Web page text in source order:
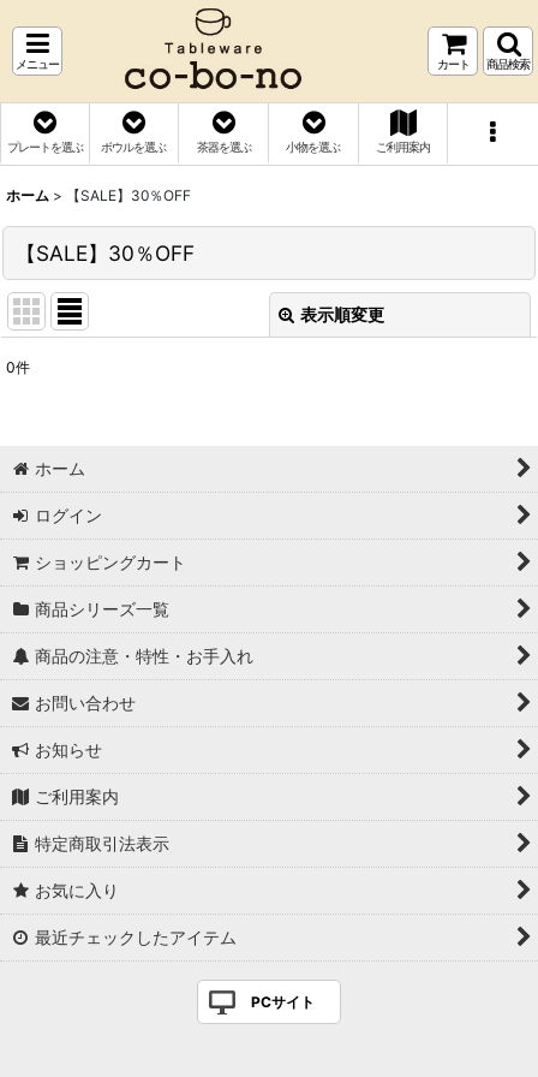
メニュー カート 商品検索
プレートを選ぶ ボウルを選ぶ 茶器を選ぶ 小物を選ぶ ご利用案内
ホーム > 【SALE】30％OFF
【SALE】30％OFF
表示順変更
0件
ホーム
ログイン
ショッピングカート
商品シリーズ一覧
商品の注意・特性・お手入れ
お問い合わせ
お知らせ
ご利用案内
特定商取引法表示
お気に入り
最近チェックしたアイテム
PCサイト